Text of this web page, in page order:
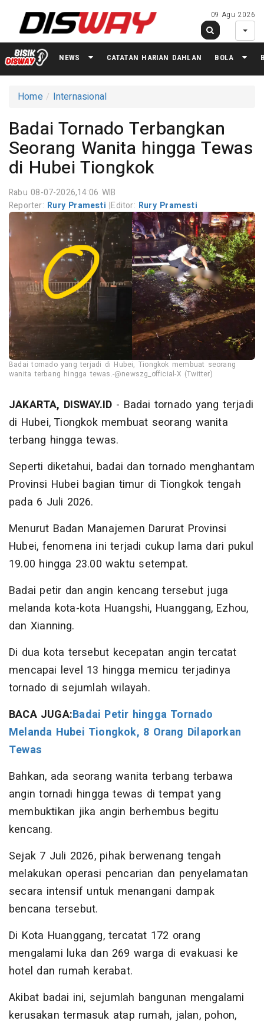
09 Agu 2026
NEWS CATATAN HARIAN DAHLAN BOLA
Home Internasional
Badai Tornado Terbangkan
Seorang Wanita hingga Tewas
di Hubei Tiongkok
Rabu 08-07-2026,14:06 WIB
Reporter: Rury Pramesti|Editor: Rury Pramesti
Badai tornado yang terjadi di Hubei, Tiongkok membuat seorang
wanita terbang hingga tewas.-@newszg_official-X (Twitter)
JAKARTA, DISWAY.ID - Badai tornado yang terjadi
di Hubei, Tiongkok membuat seorang wanita
terbang hingga tewas.
Seperti diketahui, badai dan tornado menghantam
Provinsi Hubei bagian timur di Tiongkok tengah
pada 6 Juli 2026.
Menurut Badan Manajemen Darurat Provinsi
Hubei, fenomena ini terjadi cukup lama dari pukul
19.00 hingga 23.00 waktu setempat.
Badai petir dan angin kencang tersebut juga
melanda kota-kota Huangshi, Huanggang, Ezhou,
dan Xianning.
Di dua kota tersebut kecepatan angin tercatat
mencapai level 13 hingga memicu terjadinya
tornado di sejumlah wilayah.
BACA JUGA:Badai Petir hingga Tornado
Melanda Hubei Tiongkok, 8 Orang Dilaporkan
Tewas
Bahkan, ada seorang wanita terbang terbawa
angin tornadi hingga tewas di tempat yang
membuktikan jika angin berhembus begitu
kencang.
Sejak 7 Juli 2026, pihak berwenang tengah
melakukan operasi pencarian dan penyelamatan
secara intensif untuk menangani dampak
bencana tersebut.
Di Kota Huanggang, tercatat 172 orang
mengalami luka dan 269 warga di evakuasi ke
hotel dan rumah kerabat.
Akibat badai ini, sejumlah bangunan mengalami
kerusakan termasuk atap rumah, jalan, pohon,